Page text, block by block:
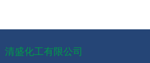
清盛化工有限公司